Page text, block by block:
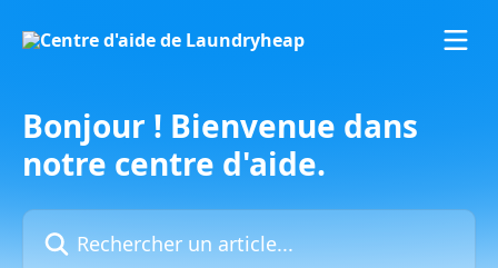
Bonjour ! Bienvenue dans
notre centre d'aide.
Rechercher un article...